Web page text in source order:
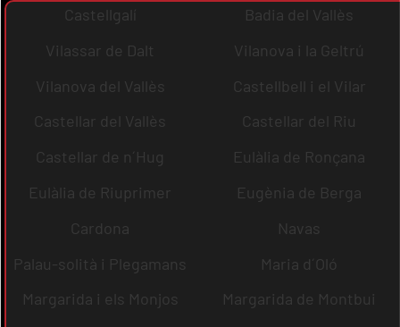
Castellgalí
Badia del Vallès
Vilassar de Dalt
Vilanova i la Geltrú
Vilanova del Vallès
Castellbell i el Vilar
Castellar del Vallès
Castellar del Riu
Castellar de n´Hug
Eulàlia de Ronçana
Eulàlia de Riuprimer
Eugènia de Berga
Cardona
Navas
Palau-solità i Plegamans
Maria d´Oló
Margarida i els Monjos
Margarida de Montbui